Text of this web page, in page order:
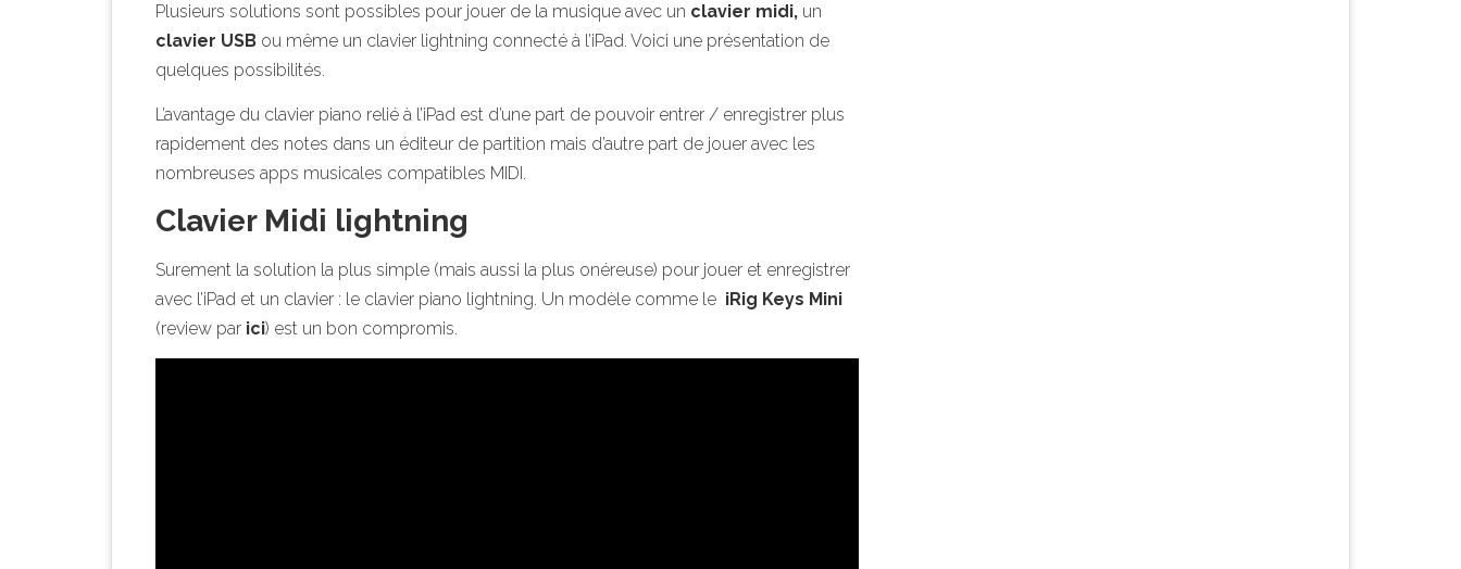
Plusieurs solutions sont possibles pour jouer de la musique avec un clavier midi, un
clavier USB ou même un clavier lightning connecté à l’iPad. Voici une présentation de
quelques possibilités.
L’avantage du clavier piano relié à l’iPad est d’une part de pouvoir entrer / enregistrer plus
rapidement des notes dans un éditeur de partition mais d’autre part de jouer avec les
nombreuses apps musicales compatibles MIDI.
Clavier Midi lightning
Surement la solution la plus simple (mais aussi la plus onéreuse) pour jouer et enregistrer
avec l’iPad et un clavier : le clavier piano lightning. Un modèle comme le iRig Keys Mini
(review par ici) est un bon compromis.